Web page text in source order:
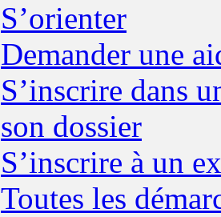
S’orienter
Demander une
S’inscrire dans
son dossier
S’inscrire à un
Toutes les